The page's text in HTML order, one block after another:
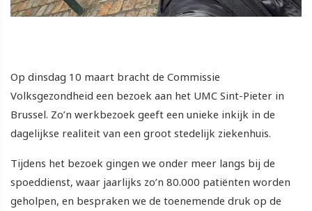
Op dinsdag 10 maart bracht de Commissie
Volksgezondheid een bezoek aan het UMC Sint-Pieter in
Brussel. Zo’n werkbezoek geeft een unieke inkijk in de
dagelijkse realiteit van een groot stedelijk ziekenhuis.
Tijdens het bezoek gingen we onder meer langs bij de
spoeddienst, waar jaarlijks zo’n 80.000 patiënten worden
geholpen, en bespraken we de toenemende druk op de